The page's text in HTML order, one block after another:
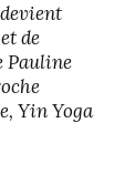
de
Pauline
Yin Yoga